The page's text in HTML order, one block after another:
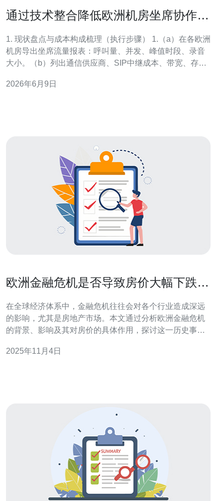
通过技术整合降低欧洲机房坐席协作价
1. 现状盘点与成本构成梳理（执行步骤） 1.（a）在各欧洲
机房导出坐席流量报表：呼叫量、并发、峰值时段、录音
大小。（b）列出通信供应商、SIP中继成本、带宽、存储
每月单坐席成本。 2. 统一协议与边缘SBC部署
2026年6月9日
欧洲金融危机是否导致房价大幅下跌的
在全球经济体系中，金融危机往往会对各个行业造成深远
的影响，尤其是房地产市场。本文通过分析欧洲金融危机
的背景、影响及其对房价的具体作用，探讨这一历史事件
一问题，以期为读者提供全面的理解。 欧洲金融危机的背
2025年11月4日